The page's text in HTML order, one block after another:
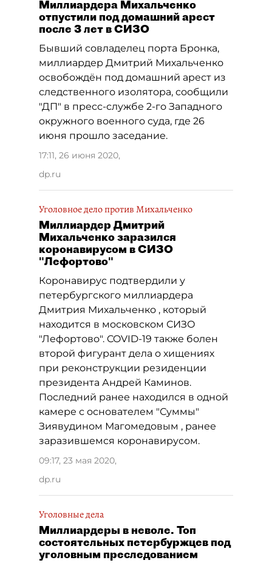
Миллиардера Михальченко
отпустили под домашний арест
после 3 лет в СИЗО
Бывший совладелец порта Бронка,
миллиардер Дмитрий Михальченко
освобождён под домашний арест из
следственного изолятора, сообщили
"ДП" в пресс-службе 2-го Западного
окружного военного суда, где 26
июня прошло заседание.
17:11, 26 июня 2020,
dp.ru
Уголовное дело против Михальченко
Миллиардер Дмитрий
Михальченко заразился
коронавирусом в СИЗО
"Лефортово"
Коронавирус подтвердили у
петербургского миллиардера
Дмитрия Михальченко , который
находится в московском СИЗО
"Лефортово". COVID-19 также болен
второй фигурант дела о хищениях
при реконструкции резиденции
президента Андрей Каминов.
Последний ранее находился в одной
камере с основателем "Суммы"
Зиявудином Магомедовым , ранее
заразившемся коронавирусом.
09:17, 23 мая 2020,
dp.ru
Уголовные дела
Миллиардеры в неволе. Топ
состоятельных петербуржцев под
уголовным преследованием